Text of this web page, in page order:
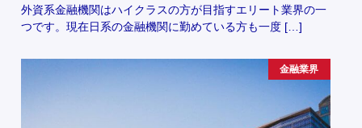
外資系金融機関はハイクラスの方が目指すエリート業界の一
つです。現在日系の金融機関に勤めている方も一度 […]
金融業界